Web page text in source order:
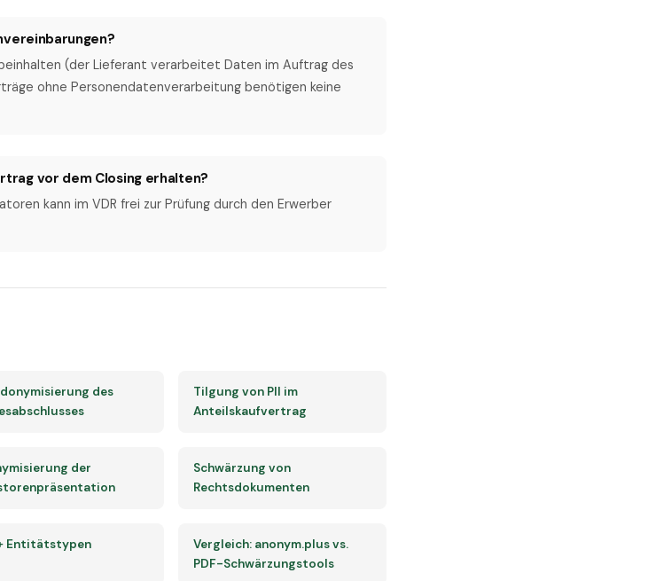
(der Lieferant verarbeitet Daten im Auftrag des
ohne Personendatenverarbeitung benötigen keine
vor dem Closing erhalten?
kann im VDR frei zur Prüfung durch den Erwerber
des
Tilgung von PII im
Anteilskaufvertrag
der
Schwärzung von
Rechtsdokumenten
Entitätstypen
Vergleich: anonym.plus vs.
PDF-Schwärzungstools